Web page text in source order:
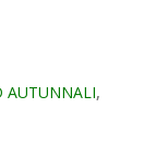
AUTUNNALI,